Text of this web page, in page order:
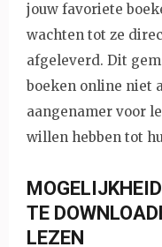
jouw favoriete
wachten tot ze
afgeleverd. Dit
boeken online niet
aangenamer voor
willen hebben tot
TE
LEZEN